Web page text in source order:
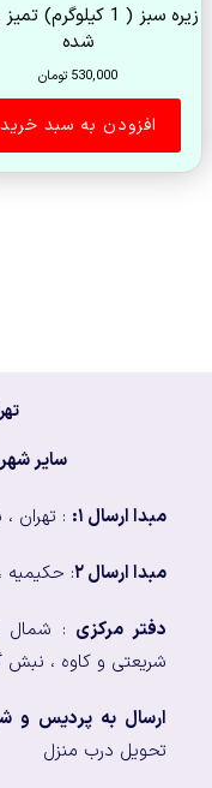
زیره سبز ( 1 کیلوگرم)
شده
530,000 تومان
افزودن به سبد خرید
سایر
مبدا ارسال ۱: : تهران ،
مبدا ارسال ۲ : حکیمیه ،
دفتر مرکزی : شمال
شریعتی و کاوه ، نبش
ارسال به پردیس و
تحویل درب منزل